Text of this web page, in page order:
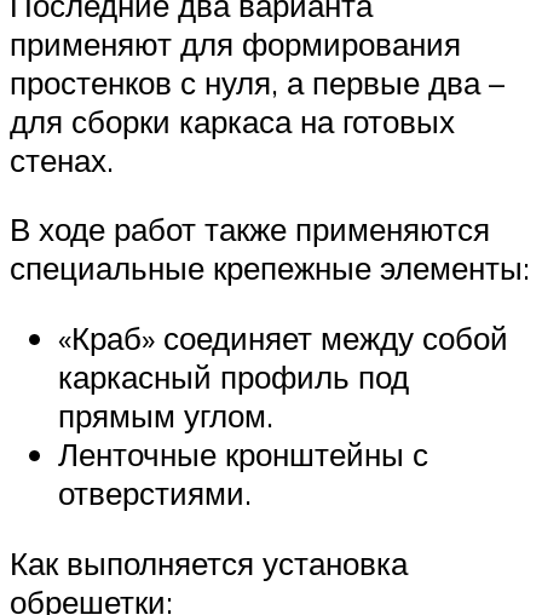
применяют для формирования
простенков с нуля, а первые два –
для сборки каркаса на готовых
стенах.
В ходе работ также применяются
специальные крепежные элементы:
«Краб» соединяет между собой
каркасный профиль под
прямым углом.
Ленточные кронштейны с
отверстиями.
Как выполняется установка
обрешетки: